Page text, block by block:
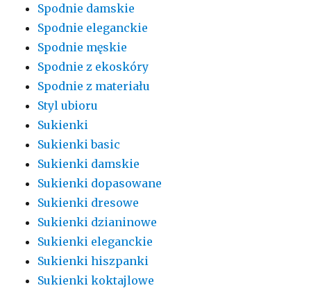
Spodnie damskie
Spodnie eleganckie
Spodnie męskie
Spodnie z ekoskóry
Spodnie z materiału
Styl ubioru
Sukienki
Sukienki basic
Sukienki damskie
Sukienki dopasowane
Sukienki dresowe
Sukienki dzianinowe
Sukienki eleganckie
Sukienki hiszpanki
Sukienki koktajlowe